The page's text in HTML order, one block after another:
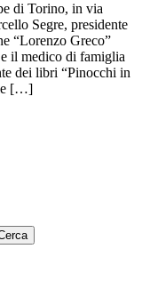
di Torino, in via
Segre, presidente
“Lorenzo Greco”
il medico di famiglia
dei libri “Pinocchi in
[…]